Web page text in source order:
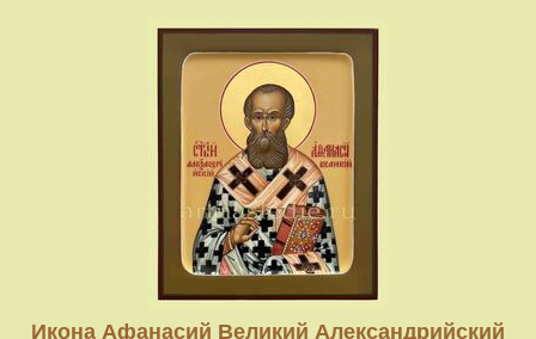
Икона Афанасий Великий Александрийский